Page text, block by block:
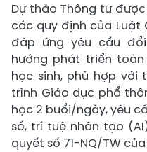
Dự thảo Thông tư
các quy định của Luật
đáp ứng yêu cầu
hướng phát triển
học sinh, phù hợp với
trình Giáo dục phổ
học 2 buổi/ngày, yêu
số, trí tuệ nhân tạo
quyết số 71-NQ/TW